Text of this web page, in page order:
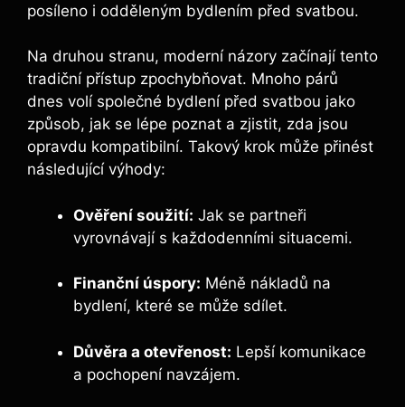
posíleno i odděleným bydlením před svatbou.
Na druhou stranu, moderní názory začínají tento
tradiční přístup zpochybňovat. Mnoho párů
dnes volí společné bydlení před svatbou jako
způsob, jak se lépe poznat a zjistit, zda jsou
opravdu kompatibilní. Takový krok může přinést
následující výhody:
Ověření soužití: Jak se partneři
vyrovnávají s každodenními situacemi.
Finanční úspory: Méně nákladů na
bydlení, které se může sdílet.
Důvěra a otevřenost: Lepší komunikace
a pochopení navzájem.